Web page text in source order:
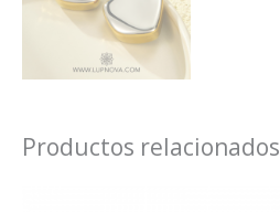
Productos relacionados